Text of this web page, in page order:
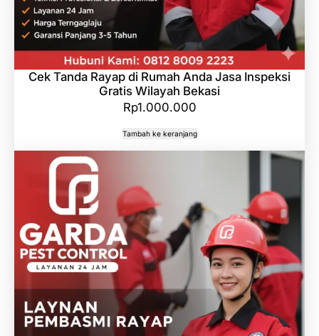
Cek Tanda Rayap di Rumah Anda Jasa Inspeksi
Gratis Wilayah Bekasi
Rp1.000.000
Tambah ke keranjang